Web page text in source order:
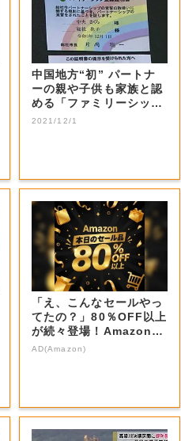
中国地方“初” パートナ
ーの親や子供も家族と認
める「ファミリーシップ
制度」総社市...
2021/12/1
「え、こんなセールやっ
てたの？」80％OFF以上
が続々登場！Amazonの
本気が...
AD(Amazon)